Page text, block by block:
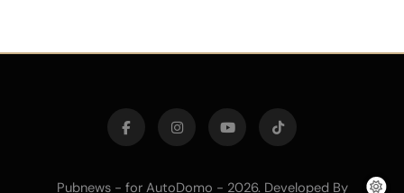
Pubnews - for AutoDomo - 2026. Developed By